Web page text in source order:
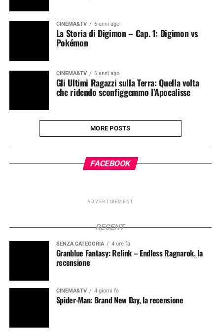
CINEMA&TV 6 anni ago
La Storia di Digimon – Cap. 1: Digimon vs
Pokémon
CINEMA&TV 6 anni ago
Gli Ultimi Ragazzi sulla Terra: Quella volta
che ridendo sconfiggemmo l’Apocalisse
MORE POSTS
FACEBOOK
ADVERTISEMENT
RECENT
SENZA CATEGORIA 4 ore fa
Granblue Fantasy: Relink – Endless Ragnarok, la
recensione
CINEMA&TV 4 giorni fa
Spider-Man: Brand New Day, la recensione